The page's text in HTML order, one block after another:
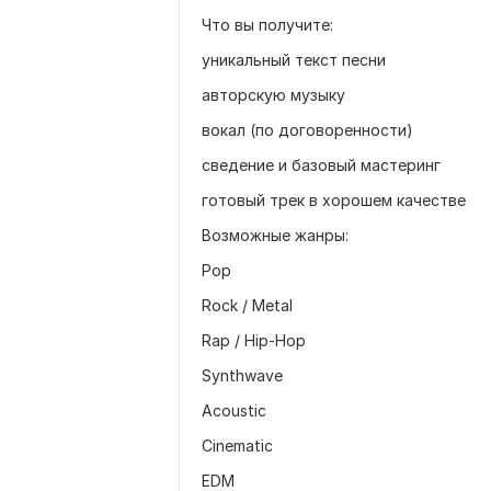
Что вы получите:
уникальный текст песни
авторскую музыку
вокал (по договоренности)
сведение и базовый мастеринг
готовый трек в хорошем качестве
Возможные жанры:
Pop
Rock / Metal
Rap / Hip-Hop
Synthwave
Acoustic
Cinematic
EDM